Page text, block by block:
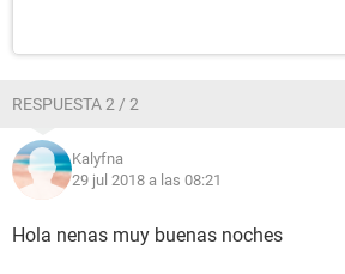
RESPUESTA 2 / 2
Kalyfna
29 jul 2018 a las 08:21
Hola nenas muy buenas noches